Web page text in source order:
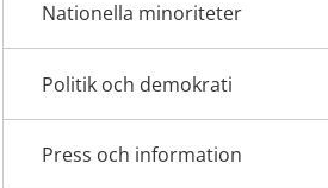
Nationella minoriteter
Politik och demokrati
Press och information